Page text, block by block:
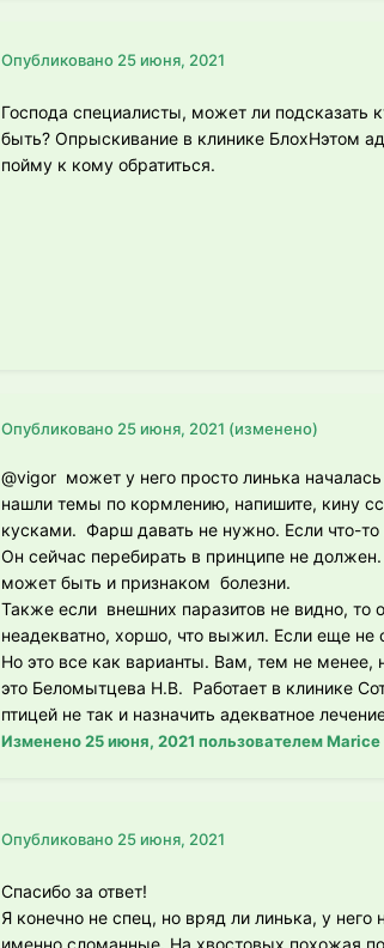
Опубликовано 25 июня, 2021
Господа специалисты, может ли
быть? Опрыскивание в клинике БлохНэтом
пойму к кому обратиться.
Опубликовано 25 июня, 2021 (изменено)
@vigor может у него просто линька
нашли темы по кормлению, напишите, кину
кусками. Фарш давать не нужно. Если что-то
Он сейчас перебирать в принципе не
может быть и признаком болезни.
Также если внешних паразитов не видно, то
неадекватно, хоршо, что выжил. Если еще не
Но это все как варианты. Вам, тем не
это Беломытцева Н.В. Работает в клинике
птицей не так и назначить адекватное
Изменено25 июня, 2021 пользователем Marice
Опубликовано 25 июня, 2021
Спасибо за ответ!
Я конечно не спец, но вряд ли линька, у
именно сломанные. На хвостовых похожая